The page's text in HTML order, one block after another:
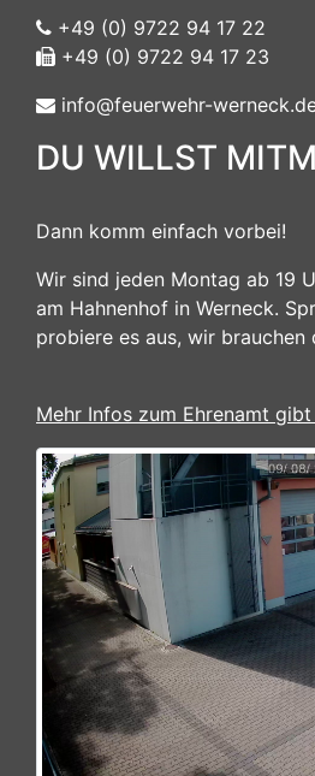
+49 (0) 9722 94 17 22
+49 (0) 9722 94 17 23
info@feuerwehr-
DU WILLST
Dann komm einfach vorbei!
Wir sind jeden Montag ab 19
am Hahnenhof in Werneck.
probiere es aus, wir brauchen
Mehr Infos zum Ehrenamt gibt